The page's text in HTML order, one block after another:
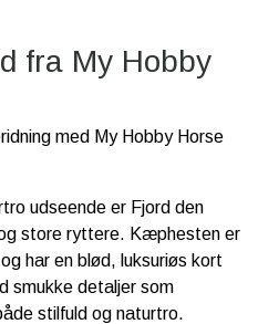
fra My Hobby
med My Hobby Horse
udseende er Fjord den
store ryttere. Kæphesten er
har en blød, luksuriøs kort
smukke detaljer som
stilfuld og naturtro.